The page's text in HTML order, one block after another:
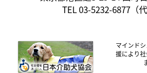
TEL 03-5232-6877（代
マインド
援により